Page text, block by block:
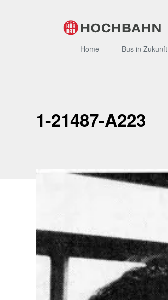
Home Bus in Zukunft
1-21487-A223